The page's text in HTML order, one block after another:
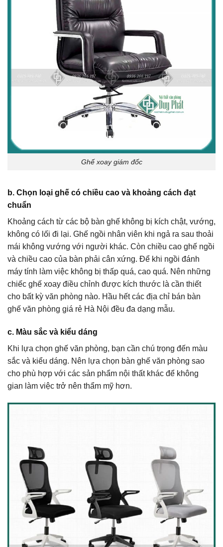
Ghế xoay giám đốc
b. Chọn loại ghế có chiều cao và khoảng cách đạt
chuẩn
Khoảng cách từ các bộ bàn ghế không bị kích chật, vướng,
không có lối đi lại. Ghế ngồi nhân viên khi ngả ra sau thoải
mái không vướng với người khác. Còn chiều cao ghế ngồi
và chiều cao của bàn phải cân xứng. Để khi ngồi đánh
máy tính làm việc không bị thấp quá, cao quá. Nên những
chiếc ghế xoay điều chỉnh được kích thước là cần thiết
cho bất kỳ văn phòng nào. Hầu hết các địa chỉ bán bàn
ghế văn phòng giá rẻ Hà Nội đều đa dạng mẫu.
c. Màu sắc và kiểu dáng
Khi lựa chọn ghế văn phòng, bạn cần chú trọng đến màu
sắc và kiểu dáng. Nên lựa chọn bàn ghế văn phòng sao
cho phù hợp với các sản phẩm nội thất khác để không
gian làm việc trở nên thẩm mỹ hơn.